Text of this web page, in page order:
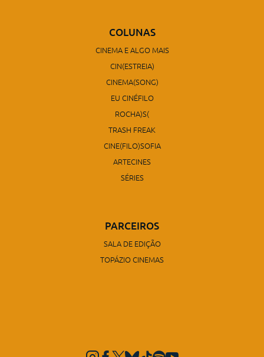
COLUNAS
CINEMA E ALGO MAIS
CIN(ESTREIA)
CINEMA(SONG)
EU CINÉFILO
ROCHA)S(
TRASH FREAK
CINE(FILO)SOFIA
ARTECINES
SÉRIES
PARCEIROS
SALA DE EDIÇÃO
TOPÁZIO CINEMAS